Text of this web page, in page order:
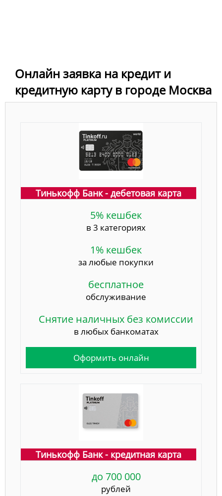
Онлайн заявка на кредит и
кредитную карту в городе Москва
Тинькофф Банк - дебетовая карта
5% кешбек
в 3 категориях
1% кешбек
за любые покупки
бесплатное
обслуживание
Снятие наличных без комиссии
в любых банкоматах
Оформить онлайн
Тинькофф Банк - кредитная карта
до 700 000
рублей